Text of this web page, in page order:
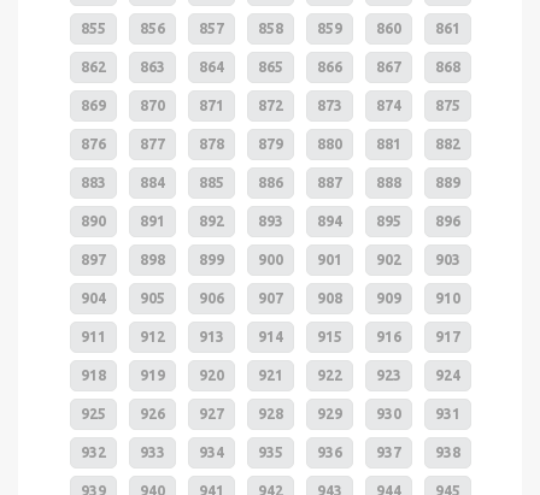
855 856 857 858 859 860 861
862 863 864 865 866 867 868
869 870 871 872 873 874 875
876 877 878 879 880 881 882
883 884 885 886 887 888 889
890 891 892 893 894 895 896
897 898 899 900 901 902 903
904 905 906 907 908 909 910
911 912 913 914 915 916 917
918 919 920 921 922 923 924
925 926 927 928 929 930 931
932 933 934 935 936 937 938
939 940 941 942 943 944 945